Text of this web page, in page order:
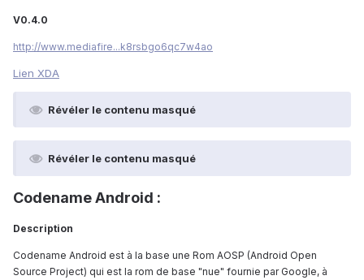
V0.4.0
http://www.mediafire...k8rsbgo6qc7w4ao
Lien XDA
Révéler le contenu masqué
Révéler le contenu masqué
Codename Android :
Description
Codename Android est à la base une Rom AOSP (Android Open
Source Project) qui est la rom de base "nue" fournie par Google, à